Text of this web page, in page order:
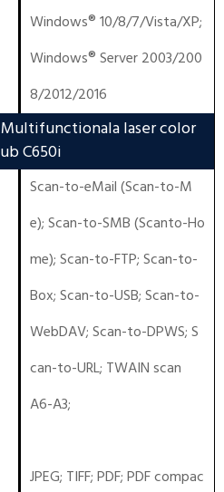
Windows® 10/8/7/Vista/XP;
Windows® Server 2003/200
8/2012/2016
laser color
C650i
Scan-to-eMail (Scan-to-M
e); Scan-to-SMB (Scanto-Ho
me); Scan-to-FTP; Scan-to-
Box; Scan-to-USB; Scan-to-
WebDAV; Scan-to-DPWS; S
can-to-URL; TWAIN scan
A6-A3;
JPEG; TIFF; PDF; PDF compac